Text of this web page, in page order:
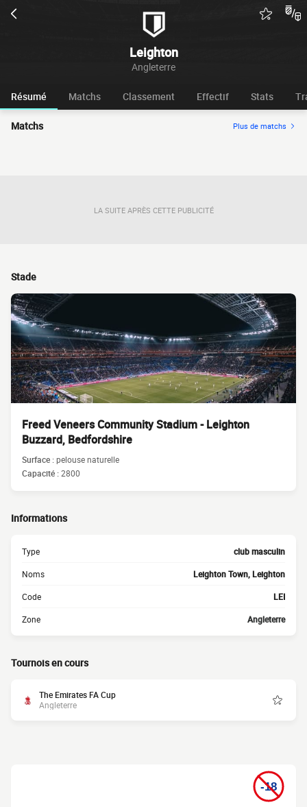
Leighton
Angleterre
Résumé Matchs Classement Effectif Stats
Matchs Plus de matchs
LA SUITE APRÈS CETTE PUBLICITÉ
Stade
Freed Veneers Community Stadium - Leighton
Buzzard, Bedfordshire
Surface :pelouse naturelle
Capacité :2800
Informations
Type club masculin
Noms Leighton Town, Leighton
Code LEI
Zone Angleterre
Tournois en cours
The Emirates FA Cup
Angleterre